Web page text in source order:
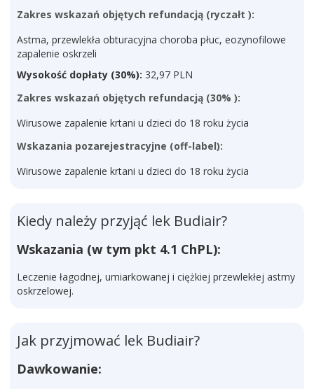
Zakres wskazań objętych refundacją (ryczałt ):
Astma, przewlekła obturacyjna choroba płuc, eozynofilowe
zapalenie oskrzeli
Wysokość dopłaty (30%): 32,97 PLN
Zakres wskazań objętych refundacją (30% ):
Wirusowe zapalenie krtani u dzieci do 18 roku życia
Wskazania pozarejestracyjne (off-label):
Wirusowe zapalenie krtani u dzieci do 18 roku życia
Kiedy należy przyjąć lek Budiair?
Wskazania (w tym pkt 4.1 ChPL):
Leczenie łagodnej, umiarkowanej i ciężkiej przewlekłej astmy
oskrzelowej.
Jak przyjmować lek Budiair?
Dawkowanie: